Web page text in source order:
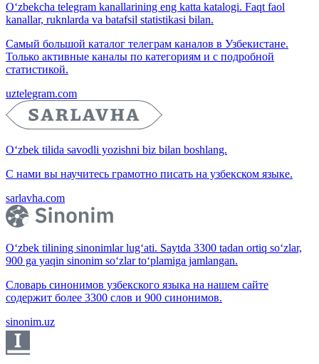
O‘zbekcha telegram kanallarining eng katta katalogi. Faqt faol
kanallar, ruknlarda va batafsil statistikasi bilan.
Самый большой каталог телеграм каналов в Узбекистане.
Только активные каналы по категориям и с подробной
статистикой.
uztelegram.com
O‘zbek tilida savodli yozishni biz bilan boshlang.
С нами вы научитесь грамотно писать на узбекском языке.
sarlavha.com
O‘zbek tilining sinonimlar lug‘ati. Saytda 3300 tadan ortiq so‘zlar,
900 ga yaqin sinonim so‘zlar to‘plamiga jamlangan.
Словарь синонимов узбекского языка на нашем сайте
содержит более 3300 слов и 900 синонимов.
sinonim.uz